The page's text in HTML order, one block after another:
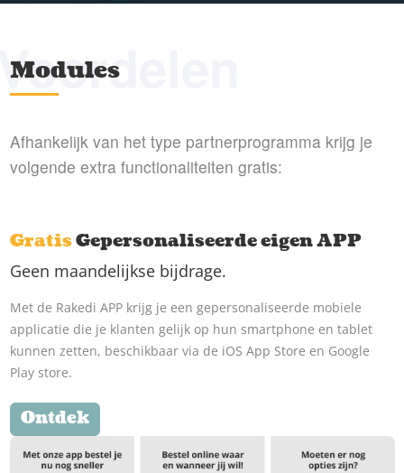
Modules
Afhankelijk van het type partnerprogramma krijg je
volgende extra functionaliteiten gratis:
GratisGepersonaliseerde eigen APP
Geen maandelijkse bijdrage.
Met de Rakedi APP krijg je een gepersonaliseerde mobiele
applicatie die je klanten gelijk op hun smartphone en tablet
kunnen zetten, beschikbaar via de iOS App Store en Google
Play store.
Ontdek